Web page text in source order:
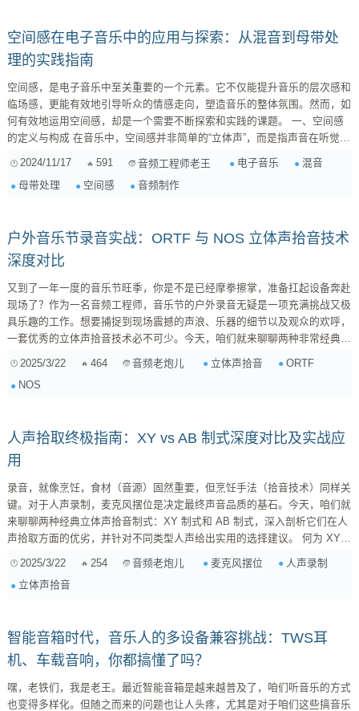
空间感在电子音乐中的应用与探索：从混音到母带处
理的实践指南
空间感，是电子音乐中至关重要的一个元素。它不仅能提升音乐的层次感和
临场感，更能有效地引导听众的情感走向，塑造音乐的整体氛围。然而，如
何有效地运用空间感，却是一个需要不断探索和实践的课题。 一、空间感
的定义与构成 在音乐中，空间感并非简单的“立体声”，而是指声音在听觉空
间中所呈现的位置、距离、大小和环境特征的综合感受。它由多个因素共同
了声音的宽度和空间感。精准的声像定位能够使声音更...
2024/11/17 591 音频工程师老王 电子音乐
混音
母带处理
空间感 音频制作
户外音乐节录音实战：ORTF 与 NOS 立体声拾音技术
深度对比
又到了一年一度的音乐节旺季，你是不是已经摩拳擦掌，准备扛起设备奔赴
现场了？作为一名音频工程师，音乐节的户外录音无疑是一项充满挑战又极
具乐趣的工作。想要捕捉到现场震撼的声浪、乐器的细节以及观众的欢呼，
一套优秀的立体声拾音技术必不可少。今天，咱们就来聊聊两种非常经典的
自都有哪些优缺点，以及我们该如何根据具体情况做出选择。 ORTF 和
NOS：形似而神不同的“孪生兄弟” ORTF 和 NOS 这两种立体声拾音技术，
2025/3/22 464 音频老炮儿 立体声拾音
ORTF
NOS
人声拾取终极指南：XY vs AB 制式深度对比及实战应
用
录音，就像烹饪，食材（音源）固然重要，但烹饪手法（拾音技术）同样关
键。对于人声录制，麦克风摆位是决定最终声音品质的基石。今天，咱们就
来聊聊两种经典立体声拾音制式：XY 制式和 AB 制式，深入剖析它们在人
声拾取方面的优劣，并针对不同类型人声给出实用的选择建议。 何为 XY
是心形指向），将它们的振膜尽可能靠近地放置在一起，通常呈 90 度或接
2025/3/22 254 音频老炮儿 麦克风摆位
人声录制
立体声拾音
智能音箱时代，音乐人的多设备兼容挑战：TWS耳
机、车载音响，你都搞懂了吗？
嘿，老铁们，我是老王。最近智能音箱是越来越普及了，咱们听音乐的方式
也变得多样化。但随之而来的问题也让人头疼，尤其是对于咱们这些搞音乐